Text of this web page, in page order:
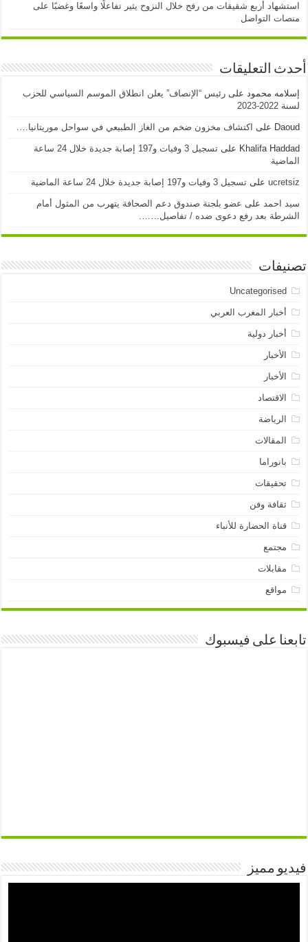
استشهاد أربع شقيقات من رفح خلال النزوح يثير تفاعلًا واسعًا وغضبًا على
منصات التواصل
أحدث التعليقات
إسلامه محمود علىرئيس “الإنصاف” يعلن انطلاق الموسم السياسي للحزب
لسنة 2022-2023
Daoud على اكتشاف مخزون ضخم من الغاز الطبيعي في سواحل موريتانيا….
Khalifa Haddad على
تسجيل 3 وفيات و197 إصابة جديدة خلال 24 ساعة
الماضية
ucretsiz علىتسجيل 3 وفيات و197 إصابة جديدة خلال 24 ساعة الماضية
سيد احمد على عضو بلجنة صندوق دعم الصحافة يتهرب من المثول أمام
الشرطة بعد رفع دعوى ضده / تفاصيل…….
تصنيفات
Uncategorised
أخبار المغرب العربي
أخبار دولية
الأخبار
الأخبار
الاقتصاد
الرياضة
المقالات
بانوراما
تحقيقات
ثقافة وفن
قناة الحضارة للأنباء
مجتمع
مقابلات
مواقع
تابعنا على فيسبوك
فيديو مميز